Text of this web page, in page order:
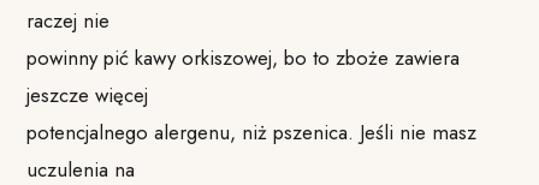
raczej nie
powinny pić kawy orkiszowej, bo to zboże zawiera
jeszcze więcej
potencjalnego alergenu, niż pszenica. Jeśli nie masz
uczulenia na